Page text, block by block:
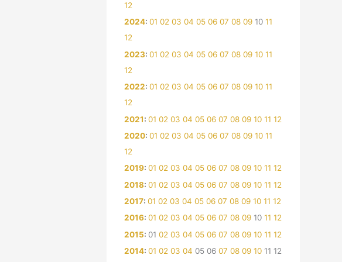
12
2024: 01 02 03 04 05 06 07 08 09 10 11
12
2023: 01 02 03 04 05 06 07 08 09 10 11
12
2022: 01 02 03 04 05 06 07 08 09 10 11
12
2021: 01 02 03 04 05 06 07 08 09 10 11 12
2020: 01 02 03 04 05 06 07 08 09 10 11
12
2019: 01 02 03 04 05 06 07 08 09 10 11 12
2018: 01 02 03 04 05 06 07 08 09 10 11 12
2017: 01 02 03 04 05 06 07 08 09 10 11 12
2016: 01 02 03 04 05 06 07 08 09 10 11 12
2015: 01 02 03 04 05 06 07 08 09 10 11 12
2014: 01 02 03 04 05 06 07 08 09 10 11 12